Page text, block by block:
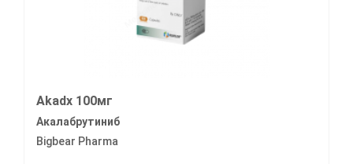
Akadx 100мг
Акалабрутиниб
Bigbear Pharma